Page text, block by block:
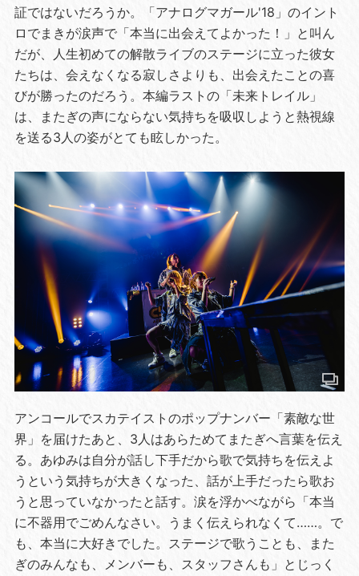
証ではないだろうか。「アナログマガール'18」のイント
ロでまきが涙声で「本当に出会えてよかった！」と叫ん
だが、人生初めての解散ライブのステージに立った彼女
たちは、会えなくなる寂しさよりも、出会えたことの喜
びが勝ったのだろう。本編ラストの「未来トレイル」
は、またぎの声にならない気持ちを吸収しようと熱視線
を送る3人の姿がとても眩しかった。
アンコールでスカテイストのポップナンバー「素敵な世
界」を届けたあと、3人はあらためてまたぎへ言葉を伝え
る。あゆみは自分が話し下手だから歌で気持ちを伝えよ
うという気持ちが大きくなった、話が上手だったら歌お
うと思っていなかったと話す。涙を浮かべながら「本当
に不器用でごめんなさい。うまく伝えられなくて……。で
も、本当に大好きでした。ステージで歌うことも、また
ぎのみんなも、メンバーも、スタッフさんも」とじっく